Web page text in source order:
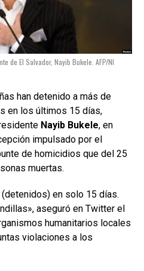
de El Salvador, Nayib Bukele. AFP/NI
han detenido a más de
en los últimos 15 días,
Nayib Bukele, en
impulsado por el
de homicidios que del 25
muertas.
en solo 15 días.
aseguró en Twitter el
humanitarios locales
violaciones a los